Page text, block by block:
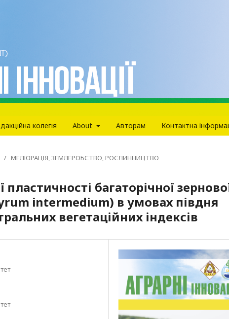
колегiя About Авторам Контактна
/ МЕЛІОРАЦІЯ, ЗЕМЛЕРОБСТВО, РОСЛИННИЦТВО
багаторічної
intermedium) в умовах півдня
вегетаційних індексів